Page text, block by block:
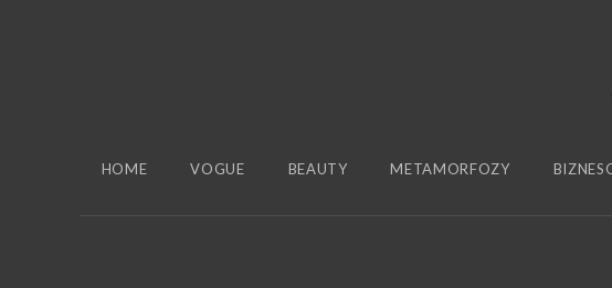
HOME VOGUE BEAUTY METAMORFOZY